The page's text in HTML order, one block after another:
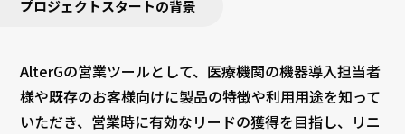
プロジェクトスタートの背景
AlterGの営業ツールとして、医療機関の機器導入担当者
様や既存のお客様向けに製品の特徴や利用用途を知って
いただき、営業時に有効なリードの獲得を目指し、リニ